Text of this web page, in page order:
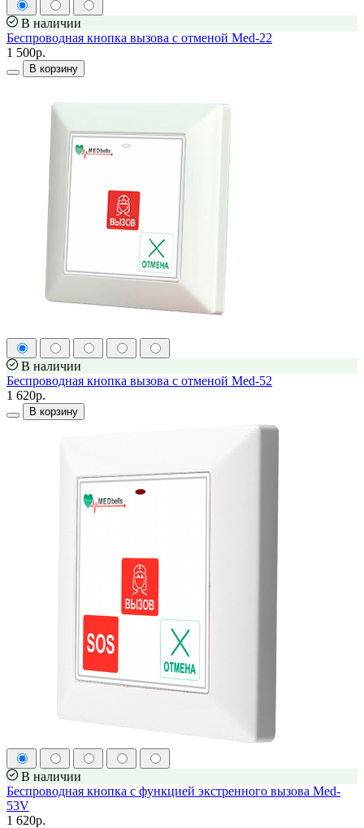
В наличии
Беспроводная кнопка вызова с отменой Med-22
1 500р.
В корзину
В наличии
Беспроводная кнопка вызова с отменой Med-52
1 620р.
В корзину
В наличии
Беспроводная кнопка с функцией экстренного вызова Med-
53V
1 620р.